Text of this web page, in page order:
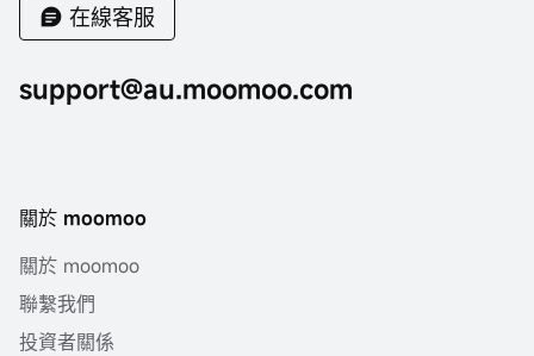
在線客服
support@au.moomoo.com
關於 moomoo
關於 moomoo
聯繫我們
投資者關係